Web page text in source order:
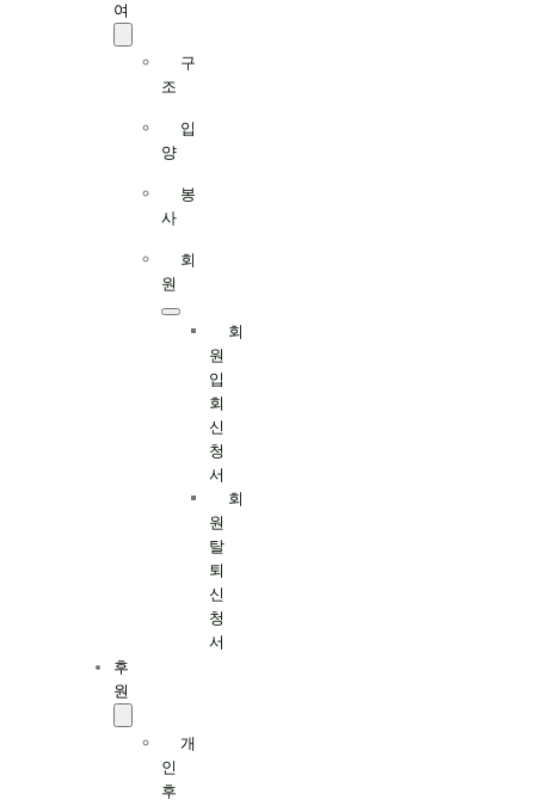
여
구
조
입
양
봉
사
회
원
회
원
입
회
신
청
서
회
원
탈
퇴
신
청
서
후
원
개
인
후